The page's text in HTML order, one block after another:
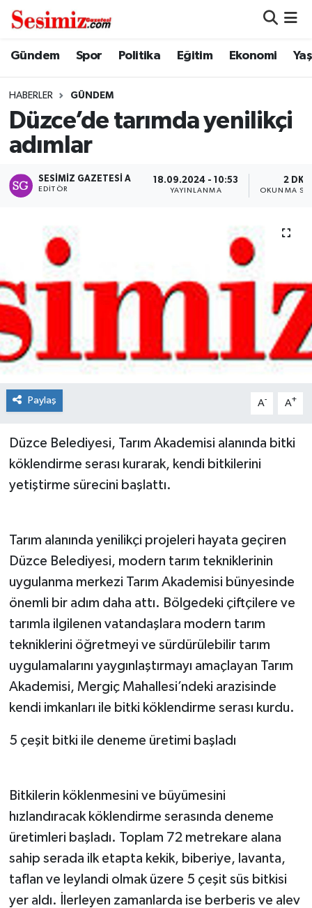
Gündem Spor Politika Eğitim Ekonomi
HABERLER GÜNDEM
Düzce’de tarımda yenilikçi
adımlar
SESIMIZ GAZETESI A
EDITÖR
18.09.2024 - 10:53
YAYINLANMA
2 DK
OKUNMA
Paylaş A- A+
Düzce Belediyesi, Tarım Akademisi alanında bitki
köklendirme serası kurarak, kendi bitkilerini
yetiştirme sürecini başlattı.
Tarım alanında yenilikçi projeleri hayata geçiren
Düzce Belediyesi, modern tarım tekniklerinin
uygulanma merkezi Tarım Akademisi bünyesinde
önemli bir adım daha attı. Bölgedeki çiftçilere ve
tarımla ilgilenen vatandaşlara modern tarım
tekniklerini öğretmeyi ve sürdürülebilir tarım
uygulamalarını yaygınlaştırmayı amaçlayan Tarım
Akademisi, Mergiç Mahallesi’ndeki arazisinde
kendi imkanları ile bitki köklendirme serası kurdu.
5 çeşit bitki ile deneme üretimi başladı
Bitkilerin köklenmesini ve büyümesini
hızlandıracak köklendirme serasında deneme
üretimleri başladı. Toplam 72 metrekare alana
sahip serada ilk etapta kekik, biberiye, lavanta,
taflan ve leylandi olmak üzere 5 çeşit süs bitkisi
yer aldı. İlerleyen zamanlarda ise berberis ve alev
Dünya
Ekonomi
Gündem
Magazin
Politika
Spor
Tokat Haberleri
Yaşam
Nöbetçi Eczaneler
Hava Durumu
Namaz Vakitleri
Süper Lig Puan Durumu ve Fikstür
Tüm Manşetler
Son Dakika Haberleri